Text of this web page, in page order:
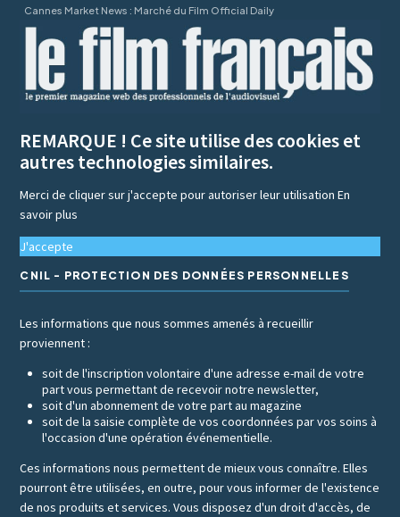
Cannes Market News : Marché du Film Official Daily
REMARQUE ! Ce site utilise des cookies et
autres technologies similaires.
Merci de cliquer sur j'accepte pour autoriser leur utilisationEn
savoir plus
J'accepte
CNIL - PROTECTION DES DONNÉES PERSONNELLES
Les informations que nous sommes amenés à recueillir
proviennent :
soit de l'inscription volontaire d'une adresse e-mail de votre
part vous permettant de recevoir notre newsletter,
soit d'un abonnement de votre part au magazine
soit de la saisie complète de vos coordonnées par vos soins à
l'occasion d'une opération événementielle.
Ces informations nous permettent de mieux vous connaître. Elles
pourront être utilisées, en outre, pour vous informer de l'existence
de nos produits et services. Vous disposez d'un droit d'accès, de